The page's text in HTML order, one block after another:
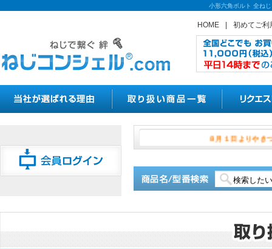
小形六角ボルト 全ね
HOME 初めてご利
８月１日